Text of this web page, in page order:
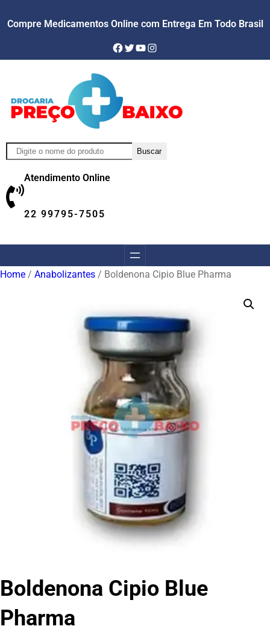
Compre Medicamentos Online com Entrega Em Todo Brasil
Facebook
Twitter
YouTube
Instagram
Pesquisar Buscar
Atendimento Online
22 99795-7505
Home / Anabolizantes / Boldenona Cipio Blue Pharma
Boldenona Cipio Blue
Pharma